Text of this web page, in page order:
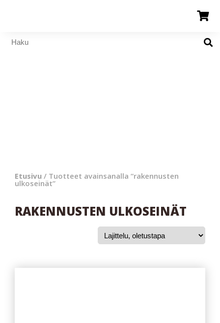
Etusivu / Tuotteet avainsanalla “rakennusten
ulkoseinät”
RAKENNUSTEN ULKOSEINÄT